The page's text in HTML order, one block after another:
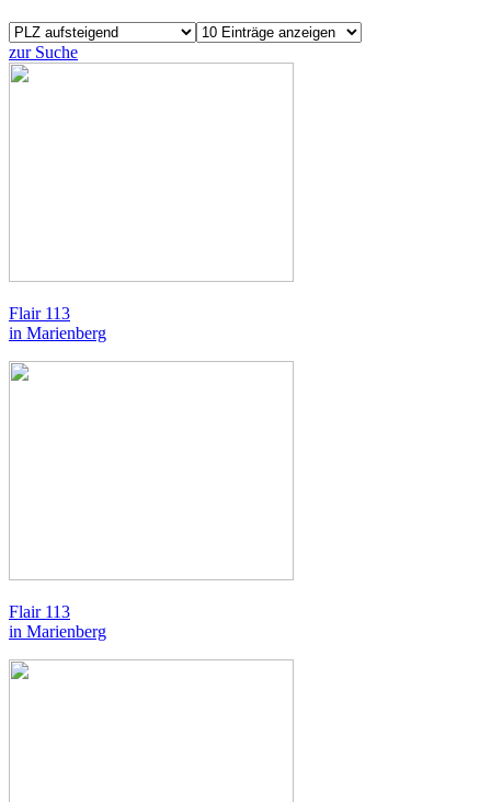
zur Suche
Flair 113
in Marienberg
Flair 113
in Marienberg